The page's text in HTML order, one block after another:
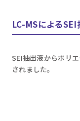
LC-MSによる
SEI抽出液からポリ
されました。